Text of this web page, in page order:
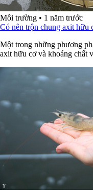
Môi trường • 1 năm trước
Có nên trộn chung axit hữu
Một trong những phương
axit hữu cơ và khoáng chất